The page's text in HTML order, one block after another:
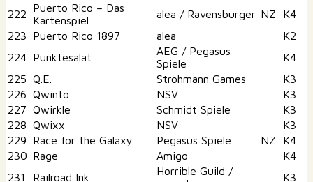
222
Puerto Rico – Das
Kartenspiel
alea / Ravensburger NZ
K4
223
Puerto Rico 1897 alea
K2
224 Punktesalat
AEG / Pegasus
Spiele
K4
225 Q.E. Strohmann Games
K3
226 Qwinto NSV
K3
227 Qwirkle Schmidt Spiele
K3
228 Qwixx NSV
K3
229
Race for the Galaxy Pegasus Spiele NZ
K4
230 Rage Amigo
K4
231
Railroad Ink
Horrible Guild /
K3